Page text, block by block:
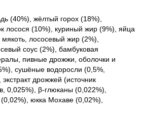
(40%), жёлтый горох (18%),
лосося (10%), куриный жир (9%), яйца
лососевый жир (2%),
соус (2%), бамбуковая
пивные дрожжи, оболочки и
сушёные водоросли (0,5%,
экстракт дрожжей (источник
0,025%), β-глюканы (0,022%),
юкка Мохаве (0,02%),